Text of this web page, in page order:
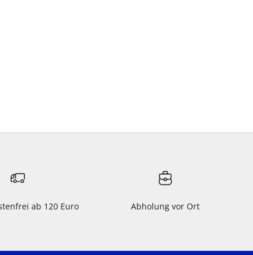
ab 120 Euro Abholung vor Ort